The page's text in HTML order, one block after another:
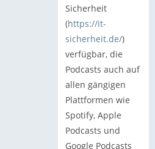
Sicherheit
(https://it-
sicherheit.de/)
verfügbar, die
Podcasts auch auf
allen gängigen
Plattformen wie
Spotify, Apple
Podcasts und
Google Podcasts